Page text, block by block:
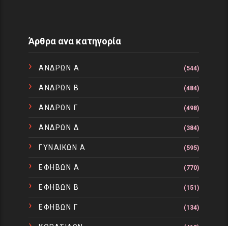
Άρθρα ανα κατηγορία
ΑΝΔΡΩΝ Α (544)
ΑΝΔΡΩΝ Β (484)
ΑΝΔΡΩΝ Γ (498)
ΑΝΔΡΩΝ Δ (384)
ΓΥΝΑΙΚΩΝ Α (595)
ΕΦΗΒΩΝ Α (770)
ΕΦΗΒΩΝ Β (151)
ΕΦΗΒΩΝ Γ (134)